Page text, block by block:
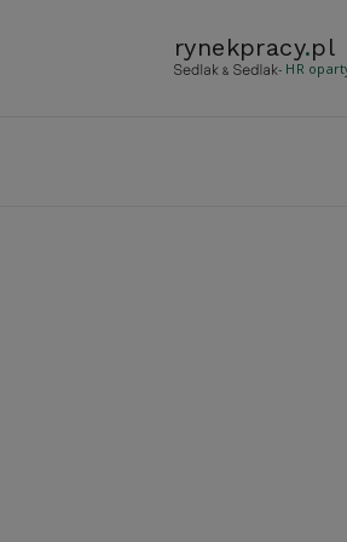
rynekpracy.pl
- HR